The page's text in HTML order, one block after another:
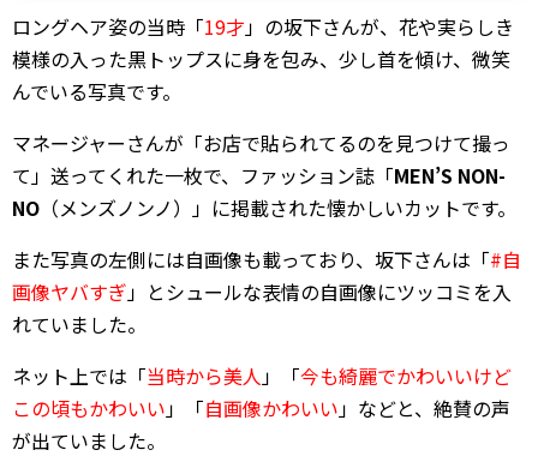
ロングヘア姿の当時「19才 」の坂下さんが、花や実らしき
模様の入った黒トップスに身を包み、少し首を傾け、微笑
んでいる写真です。
マネージャーさんが「お店で貼られてるのを見つけて撮っ
て」送ってくれた一枚で、ファッション誌「MEN’S NON-
NO （メンズノンノ）」に掲載された懐かしいカットです。
また写真の左側には自画像も載っており、坂下さんは「#自
画像ヤバすぎ 」とシュールな表情の自画像にツッコミを入
れていました。
ネット上では「当時から美人 」「今も綺麗でかわいいけど
この頃もかわいい 」「自画像かわいい 」などと、絶賛の声
が出ていました。